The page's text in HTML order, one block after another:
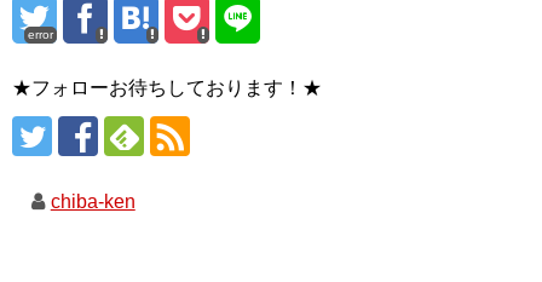
error
★フォローお待ちしております！★
chiba-ken